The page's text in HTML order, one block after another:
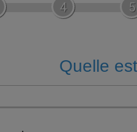
4 5
Quelle